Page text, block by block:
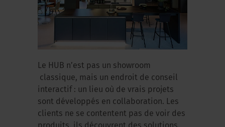
Le HUB n’est pas un showroom
classique, mais un endroit de conseil
interactif : un lieu où de vrais projets
sont développés en collaboration. Les
clients ne se contentent pas de voir des